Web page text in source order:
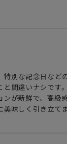
別な記念日など
と間違いナシです
ンが新鮮で、高級
味しく引き立てま